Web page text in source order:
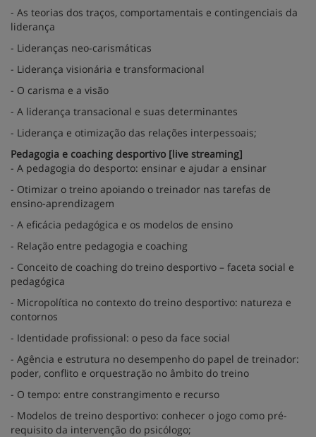
- As teorias dos traços, comportamentais e contingenciais da
liderança
- Lideranças neo-carismáticas
- Liderança visionária e transformacional
- O carisma e a visão
- A liderança transacional e suas determinantes
- Liderança e otimização das relações interpessoais;
Pedagogia e coaching desportivo [live streaming]
- A pedagogia do desporto: ensinar e ajudar a ensinar
- Otimizar o treino apoiando o treinador nas tarefas de
ensino-aprendizagem
- A eficácia pedagógica e os modelos de ensino
- Relação entre pedagogia e coaching
- Conceito de coaching do treino desportivo – faceta social e
pedagógica
- Micropolítica no contexto do treino desportivo: natureza e
contornos
- Identidade profissional: o peso da face social
- Agência e estrutura no desempenho do papel de treinador:
poder, conflito e orquestração no âmbito do treino
- O tempo: entre constrangimento e recurso
- Modelos de treino desportivo: conhecer o jogo como pré-
requisito da intervenção do psicólogo;